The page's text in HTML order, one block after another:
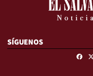
SÍGUENOS